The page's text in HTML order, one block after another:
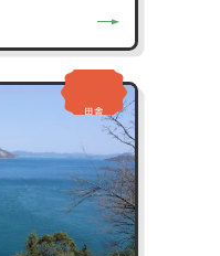
良好です。さら
られ、「竹鶴酒
に親しまれてい
田舎